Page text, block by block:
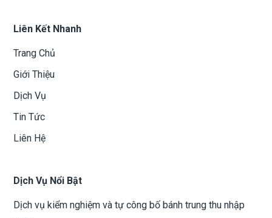
Liên Kết Nhanh
Trang Chủ
Giới Thiệu
Dịch Vụ
Tin Tức
Liên Hệ
Dịch Vụ Nổi Bật
Dịch vụ kiểm nghiệm và tự công bố bánh trung thu nhập